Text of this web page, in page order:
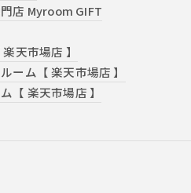
店 Myroom GIFT
天市場店 】
ーム【 楽天市場店 】
【 楽天市場店 】